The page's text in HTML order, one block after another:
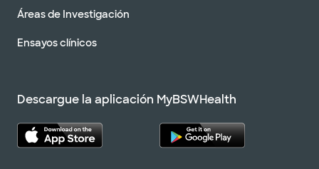
Áreas de Investigación
Ensayos clínicos
Descargue la aplicación MyBSWHealth